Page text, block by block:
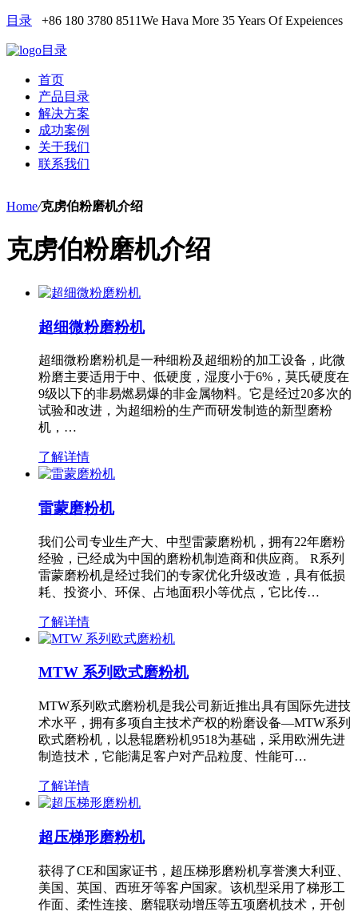
目录 +86 180 3780 8511We Hava More 35 Years Of Expeiences
目录
首页
产品目录
解决方案
成功案例
关于我们
联系我们
Home/克虏伯粉磨机介绍
克虏伯粉磨机介绍
超细微粉磨粉机
超细微粉磨粉机是一种细粉及超细粉的加工设备，此微
粉磨主要适用于中、低硬度，湿度小于6%，莫氏硬度在
9级以下的非易燃易爆的非金属物料。它是经过20多次的
试验和改进，为超细粉的生产而研发制造的新型磨粉
机，…
了解详情
雷蒙磨粉机
我们公司专业生产大、中型雷蒙磨粉机，拥有22年磨粉
经验，已经成为中国的磨粉机制造商和供应商。 R系列
雷蒙磨粉机是经过我们的专家优化升级改造，具有低损
耗、投资小、环保、占地面积小等优点，它比传…
了解详情
MTW 系列欧式磨粉机
MTW系列欧式磨粉机是我公司新近推出具有国际先进技
术水平，拥有多项自主技术产权的粉磨设备—MTW系列
欧式磨粉机，以悬辊磨粉机9518为基础，采用欧洲先进
制造技术，它能满足客户对产品粒度、性能可…
了解详情
超压梯形磨粉机
获得了CE和国家证书，超压梯形磨粉机享誉澳大利亚、
美国、英国、西班牙等客户国家。该机型采用了梯形工
作面、柔性连接、磨辊联动增压等五项磨机技术，开创